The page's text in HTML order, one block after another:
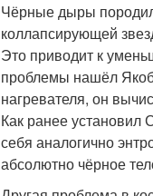
Чёрные дыры
коллапсирующей
Это приводит к
проблемы нашёл
нагревателя, он
Как ранее установил
себя аналогично
абсолютно чёрное